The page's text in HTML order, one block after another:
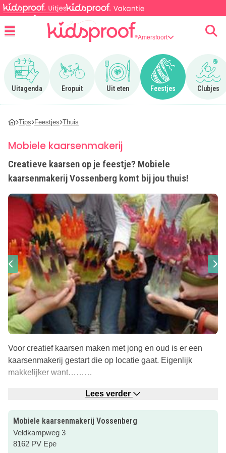
Amersfoort
Uitagenda
Ga naar Uitagenda
Eropuit
Ga naar Eropuit
Uit eten
Ga naar Uit eten
Feestjes
Ga naar Feestjes
Clubjes
Ga
Tips Feestjes Thuis
Mobiele kaarsenmakerij
Creatieve kaarsen op je feestje? Mobiele
kaarsenmakerij Vossenberg komt bij jou thuis!
Voor creatief kaarsen maken met jong en oud is er een
kaarsenmakerij gestart die op locatie gaat. Eigenlijk
makkelijker want………
….geen vervoer nodig bij kinderpartijtjes. Scholen hoeven
indien op de fiets geen risico’s meer lopen in het drukke
verkeer, want voor een originele en vooral een creatieve
activiteit komen ze bij je op locatie!
Lees verder
Mobiele kaarsenmakerij Vossenberg
Veldkampweg 3
8162 PV Epe